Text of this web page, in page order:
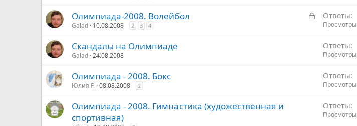
т
оЗ
к
т
Олимпиада-2008. Волейбол
Galad 10.08.2008 2 3 4
Ответы
Просмотры
Скандалы на Олимпиаде
Galad 24.08.2008
Ответы
Просмотры
Олимпиада - 2008. Бокс
Юлия F. 08.08.2008 2
Ответы
Просмотры
Олимпиада - 2008. Гимнастика (художественная и
спортивная)
Ответы
Просмотры